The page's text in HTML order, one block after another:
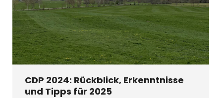
CDP 2024: Rückblick, Erkenntnisse
und Tipps für 2025